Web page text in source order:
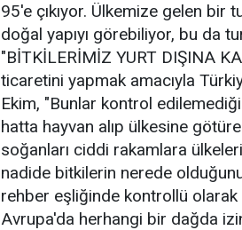
95'e çıkıyor. Ülkemize gelen
doğal yapıyı görebiliyor, bu da
"BİTKİLERİMİZ YURT DIŞINA
ticaretini yapmak amacıyla
Ekim, "Bunlar kontrol
hatta hayvan alıp ülkesine
soğanları ciddi rakamlara
nadide bitkilerin nerede
rehber eşliğinde kontrollü olarak
Avrupa'da herhangi bir dağda